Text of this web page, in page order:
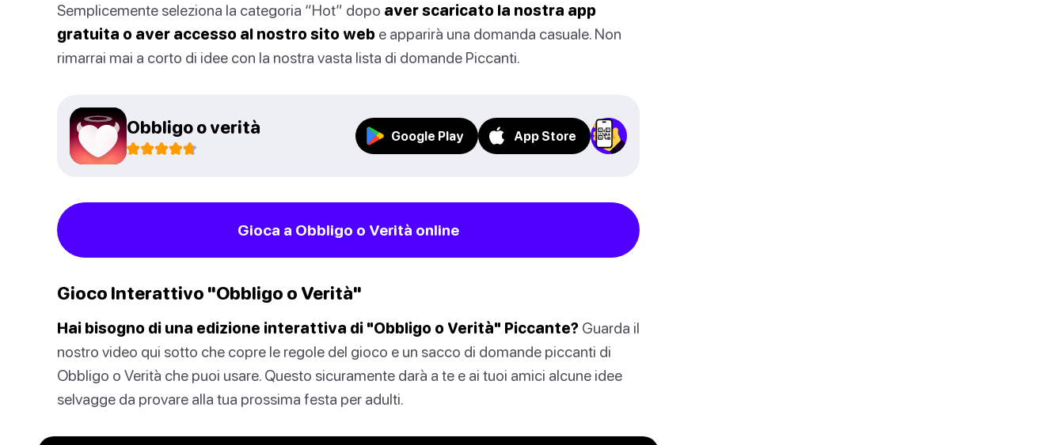
Semplicemente seleziona la categoria “Hot” dopo aver scaricato la nostra app
gratuita o aver accesso al nostro sito web e apparirà una domanda casuale. Non
rimarrai mai a corto di idee con la nostra vasta lista di domande Piccanti.
Obbligo o verità Google Play App Store
Gioca a Obbligo o Verità online
Gioco Interattivo "Obbligo o Verità"
Hai bisogno di una edizione interattiva di "Obbligo o Verità" Piccante? Guarda il
nostro video qui sotto che copre le regole del gioco e un sacco di domande piccanti di
Obbligo o Verità che puoi usare. Questo sicuramente darà a te e ai tuoi amici alcune idee
selvagge da provare alla tua prossima festa per adulti.